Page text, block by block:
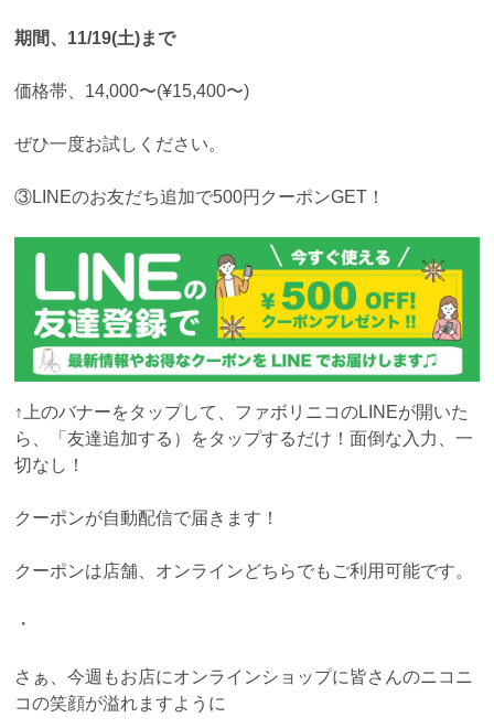
期間、11/19(土)まで
価格帯、14,000〜(¥15,400〜)
ぜひ一度お試しください。
③LINEのお友だち追加で500円クーポンGET！
↑上のバナーをタップして、ファボリニコのLINEが開いた
ら、「友達追加する）をタップするだけ！面倒な入力、一
切なし！
クーポンが自動配信で届きます！
クーポンは店舗、オンラインどちらでもご利用可能です。
・
さぁ、今週もお店にオンラインショップに皆さんのニコニ
コの笑顔が溢れますように